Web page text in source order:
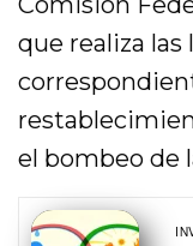
que realiza las
el bombeo de